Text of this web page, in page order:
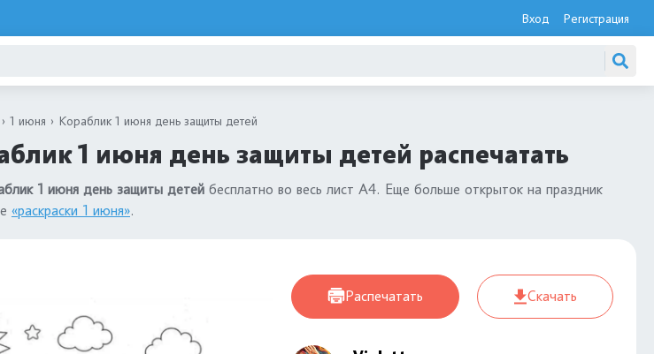
Вход Регистрация
1 июня Кораблик 1 июня день защиты детей
1 июня день защиты детей распечатать
1 июня день защиты детей бесплатно во весь лист А4. Еще больше открыток на праздник
«раскраски 1 июня».
Распечатать Скачать